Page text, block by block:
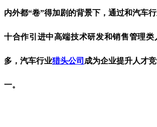
内外都“卷”得加剧的背景下，通过和汽车
十合作引进中高端技术研发和销售管理类
多， 汽车行业猎头公司 成为企业提升人才
一。